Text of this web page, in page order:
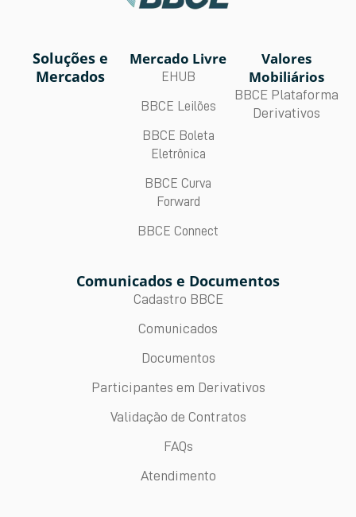
Soluções e
Mercados
Mercado Livre
EHUB
BBCE Leilões
BBCE Boleta
Eletrônica
BBCE Curva
Forward
BBCE Connect
Valores
Mobiliários
BBCE Plataforma
Derivativos
Comunicados e Documentos
Cadastro BBCE
Comunicados
Documentos
Participantes em Derivativos
Validação de Contratos
FAQs
Atendimento